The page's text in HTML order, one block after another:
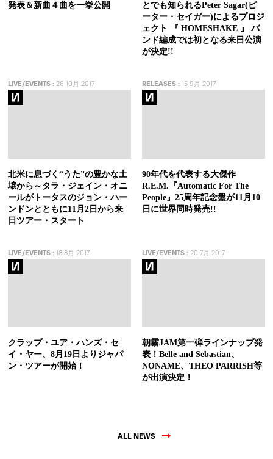
発表＆新曲４曲を一挙公開
とでも知られるPeter Sagar(ピ
ーター・セイガー)によるプロジ
ェクト 『 HOMESHAKE 』 バ
ンド編成では初となる来日公演
が決定!!
LIVE/EVENTS : 26 10月 2017
北米に息づく“うた”の豊かな土
壌から～タラ・ジェイン・オニ
ールがトータスのジョン・ハー
ンドンとともに11月2日から来
日ツアー・スタート
RELEASES:15 9月 2017
90年代を代表する大傑作
R.E.M.『Automatic For The
People』25周年記念盤が11月10
日に世界同時発売!!
LIVE/EVENTS : 18 8月 2017
クラップ・ユア・ハンズ・セ
イ・ヤー、8月19日よりジャパ
ン・ツアーが開始！
LIVE/EVENTS:20 7月 2017
朝霧JAM第一弾ラインナップ発
表！Belle and Sebastian、
NONAME、THEO PARRISH等
が出演決定！
ALL NEWS